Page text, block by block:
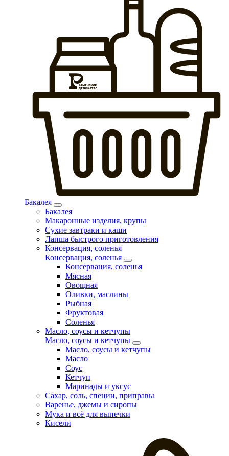
Бакалея
Бакалея
Макаронные изделия, крупы
Сухие завтраки и каши
Лапша быстрого приготовления
Консервация, соленья
Консервация, соленья
Консервация, соленья
Мясная
Овощная
Оливки, маслины
Рыбная
Фруктовая
Соленья
Масло, соусы и кетчупы
Масло, соусы и кетчупы
Масло, соусы и кетчупы
Масло
Соус
Кетчуп
Маринады и уксус
Сахар, соль, специи, приправы
Варенье, джемы и сиропы
Мука и всё для выпечки
Кисели